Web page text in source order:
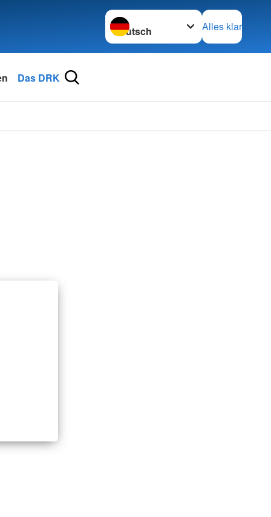
Sprache wechseln zu
Alles klar
Das DRK